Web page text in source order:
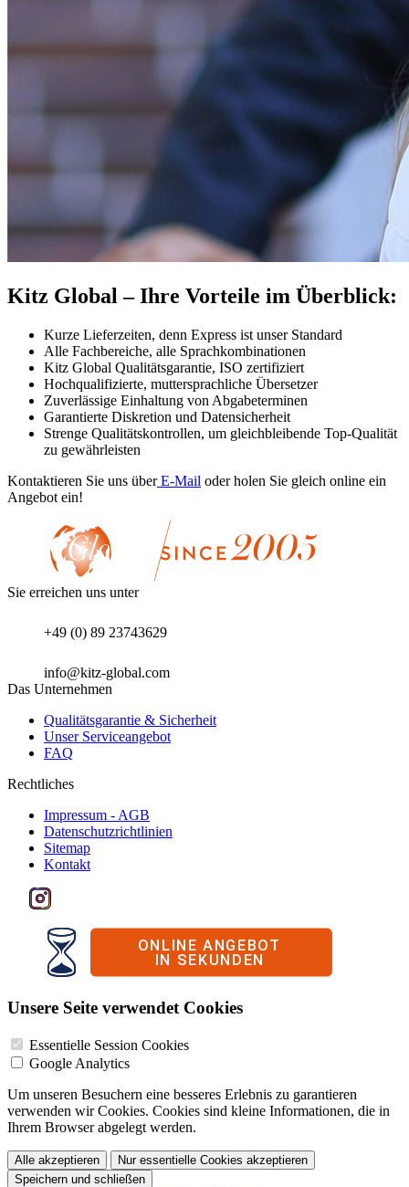
Kitz Global – Ihre Vorteile im Überblick:
Kurze Lieferzeiten, denn Express ist unser Standard
Alle Fachbereiche, alle Sprachkombinationen
Kitz Global Qualitätsgarantie, ISO zertifiziert
Hochqualifizierte, muttersprachliche Übersetzer
Zuverlässige Einhaltung von Abgabeterminen
Garantierte Diskretion und Datensicherheit
Strenge Qualitätskontrollen, um gleichbleibende Top-Qualität
zu gewährleisten
Kontaktieren Sie uns überE-Mail oder holen Sie gleich online ein
Angebot ein!
Sie erreichen uns unter
+49 (0) 89 23743629
info@kitz-global.com
Das Unternehmen
Qualitätsgarantie & Sicherheit
Unser Serviceangebot
FAQ
Rechtliches
Impressum - AGB
Datenschutzrichtlinien
Sitemap
Kontakt
Unsere Seite verwendet Cookies
Essentielle Session Cookies
Google Analytics
Um unseren Besuchern eine besseres Erlebnis zu garantieren
verwenden wir Cookies. Cookies sind kleine Informationen, die in
Ihrem Browser abgelegt werden.
Alle akzeptieren
Nur essentielle Cookies akzeptieren
Speichern und schließen